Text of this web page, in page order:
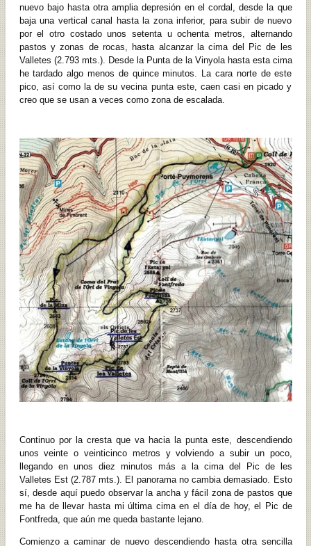
nuevo bajo hasta otra amplia depresión en el cordal, desde la que
baja una vertical canal hasta la zona inferior, para subir de nuevo
por el otro costado unos setenta u ochenta metros, alternando
pastos y zonas de rocas, hasta alcanzar la cima del Pic de les
Valletes (2.793 mts.). Desde la Punta de la Vinyola hasta esta cima
he tardado algo menos de quince minutos. La cara norte de este
pico, así como la de su vecina punta este, caen casi en picado y
creo que se usan a veces como zona de escalada.
Continuo por la cresta que va hacia la punta este, descendiendo
unos veinte o veinticinco metros y volviendo a subir un poco,
llegando en unos diez minutos más a la cima del Pic de les
Valletes Est (2.787 mts.). El panorama no cambia demasiado. Esto
sí, desde aquí puedo observar la ancha y fácil zona de pastos que
me ha de llevar hasta mi última cima en el día de hoy, el Pic de
Fontfreda, que aún me queda bastante lejano.
Comienzo a caminar de nuevo descendiendo hasta otra sencilla